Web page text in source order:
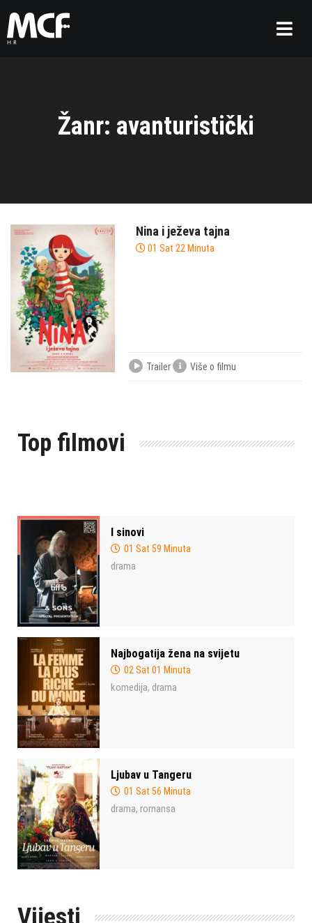
Žanr: avanturistički
Nina i ježeva tajna
01 Sat 22 Minuta
Trailer Više o filmu
Top filmovi
I sinovi
01 Sat 59 Minuta
drama
Najbogatija žena na svijetu
02 Sat 01 Minuta
komedija, drama
Ljubav u Tangeru
01 Sat 56 Minuta
drama, romansa
Vijesti